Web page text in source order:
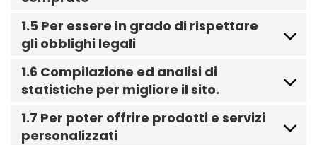
1.5 Per essere in grado di rispettare
gli obblighi legali
1.6 Compilazione ed analisi di
statistiche per migliore il sito.
1.7 Per poter offrire prodotti e servizi
personalizzati